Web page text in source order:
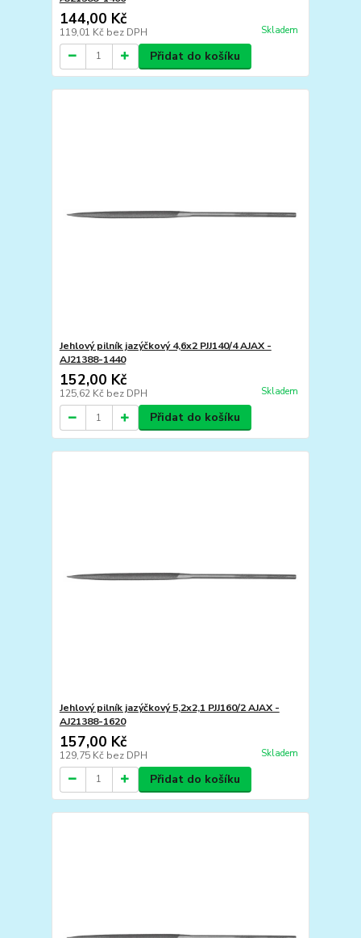
144,00 Kč
119,01 Kč bez DPH Skladem
Přidat do košíku
Jehlový pilník jazýčkový 4,6x2 PJJ140/4 AJAX -
AJ21388-1440
152,00 Kč
125,62 Kč bez DPH Skladem
Přidat do košíku
Jehlový pilník jazýčkový 5,2x2,1 PJJ160/2 AJAX -
AJ21388-1620
157,00 Kč
129,75 Kč bez DPH Skladem
Přidat do košíku